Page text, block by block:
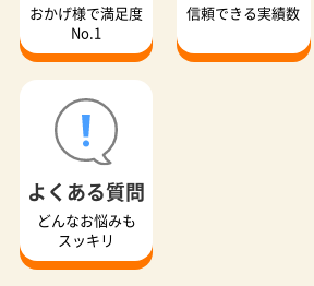
おかげ様で満足度
No.1
信頼できる実績数
よくある質問
どんなお悩みも
スッキリ